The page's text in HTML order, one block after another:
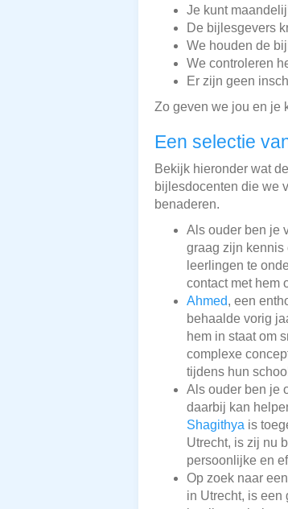
Je kunt
De bijlesgevers
We houden de
We controleren
Er zijn geen
Zo geven we jou en je
Een selectie
Bekijk hieronder wat
bijlesdocenten die we
benaderen.
Als ouder ben je
graag zijn kennis
leerlingen te
contact met hem
Ahmed, een
behaalde vorig
hem in staat om
complexe
tijdens hun
Als ouder ben je
daarbij kan
Shagithya is
Utrecht, is zij nu
persoonlijke en
Op zoek naar
in Utrecht, is